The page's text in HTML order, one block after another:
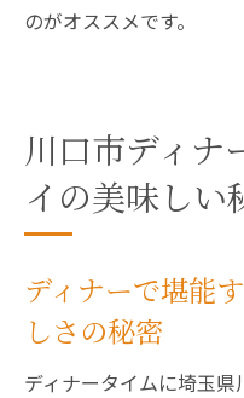
のがオススメです。
川口市ディナ
イの美味しい
ディナーで堪能
しさの秘密
ディナータイムに埼玉